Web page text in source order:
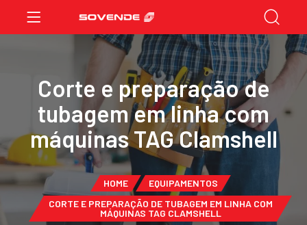
Corte e preparação de
tubagem em linha com
máquinas TAG Clamshell
HOME
EQUIPAMENTOS
CORTE E PREPARAÇÃO DE TUBAGEM EM LINHA COM
MÁQUINAS TAG CLAMSHELL